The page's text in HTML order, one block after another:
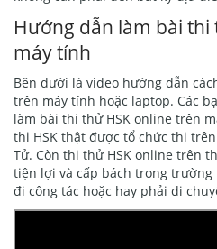
Hướng dẫn làm bài
máy tính
Bên dưới là video hướng dẫn
trên máy tính hoặc laptop. Các
làm bài thi thử HSK online trên
thi HSK thật được tổ chức thi
Tử. Còn thi thử HSK online trên
tiện lợi và cấp bách trong
đi công tác hoặc hay phải di